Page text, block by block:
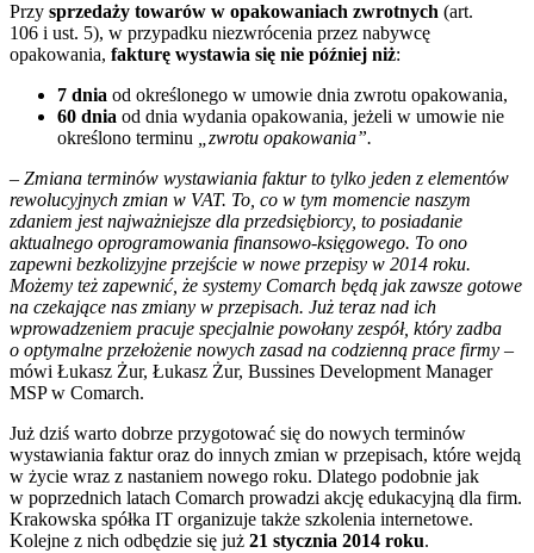
Przy sprzedaży towarów w opakowaniach zwrotnych (art.
106 i ust. 5), w przypadku niezwrócenia przez nabywcę
opakowania, fakturę wystawia się nie później niż:
7 dnia od określonego w umowie dnia zwrotu opakowania,
60 dnia od dnia wydania opakowania, jeżeli w umowie nie
określono terminu „zwrotu opakowania”.
– Zmiana terminów wystawiania faktur to tylko jeden z elementów
rewolucyjnych zmian w VAT. To, co w tym momencie naszym
zdaniem jest najważniejsze dla przedsiębiorcy, to posiadanie
aktualnego oprogramowania finansowo-księgowego. To ono
zapewni bezkolizyjne przejście w nowe przepisy w 2014 roku.
Możemy też zapewnić, że systemy Comarch będą jak zawsze gotowe
na czekające nas zmiany w przepisach. Już teraz nad ich
wprowadzeniem pracuje specjalnie powołany zespół, który zadba
o optymalne przełożenie nowych zasad na codzienną prace firmy –
mówi Łukasz Żur, Łukasz Żur, Bussines Development Manager
MSP w Comarch.
Już dziś warto dobrze przygotować się do nowych terminów
wystawiania faktur oraz do innych zmian w przepisach, które wejdą
w życie wraz z nastaniem nowego roku. Dlatego podobnie jak
w poprzednich latach Comarch prowadzi akcję edukacyjną dla firm.
Krakowska spółka IT organizuje także szkolenia internetowe.
Kolejne z nich odbędzie się już 21 stycznia 2014 roku.